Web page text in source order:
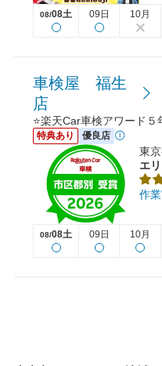
08/08土 09日 10月
車検屋 福生
店
⭐楽天Car車検アワード
特典あり 優良店
東
エ
作業
08/08土 09日 10月